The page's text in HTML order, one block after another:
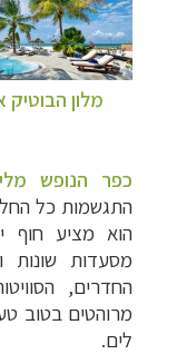
מלון הבוטיק
כפר הנופש
התגשמות כל
הוא מציע חוף
החדרים,
מרוהטים בטוב
לים.